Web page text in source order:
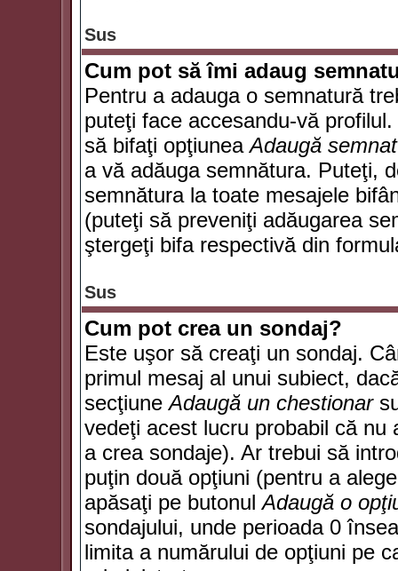
Sus
Cum pot să îmi adaug
Pentru a adauga o semnatură
puteţi face accesandu-vă
să bifaţi opţiuneaAdaugă
a vă adăuga semnătura. Puteţi,
semnătura la toate mesajele
(puteţi să preveniţi adăugarea
ştergeţi bifa respectivă din
Sus
Cum pot crea un sondaj?
Este uşor să creaţi un sondaj.
primul mesaj al unui subiect,
secţiuneAdaugă un chestionar
vedeţi acest lucru probabil că nu
a crea sondaje). Ar trebui să
puţin două opţiuni (pentru a
apăsaţi pe butonulAdaugă o
sondajului, unde perioada 0
limita a numărului de opţiuni pe